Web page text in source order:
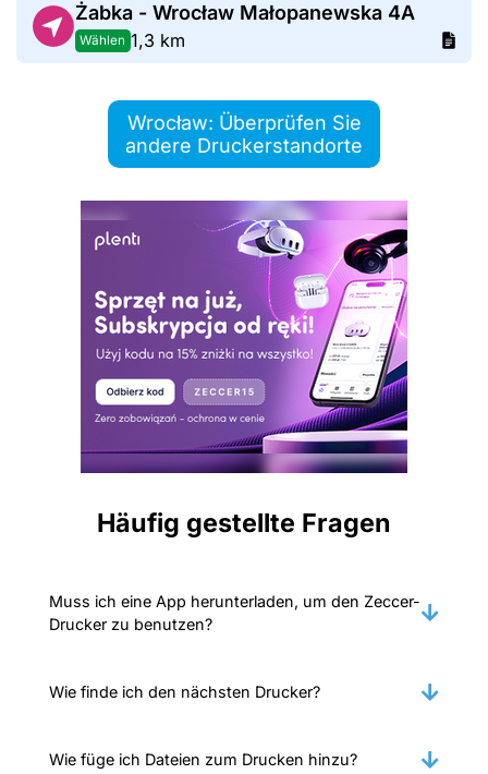
Żabka - Wrocław Małopanewska 4A
Wählen 1,3 km
Wrocław: Überprüfen Sie
andere Druckerstandorte
Häufig gestellte Fragen
Muss ich eine App herunterladen, um den Zeccer-
Drucker zu benutzen?
Wie finde ich den nächsten Drucker?
Wie füge ich Dateien zum Drucken hinzu?